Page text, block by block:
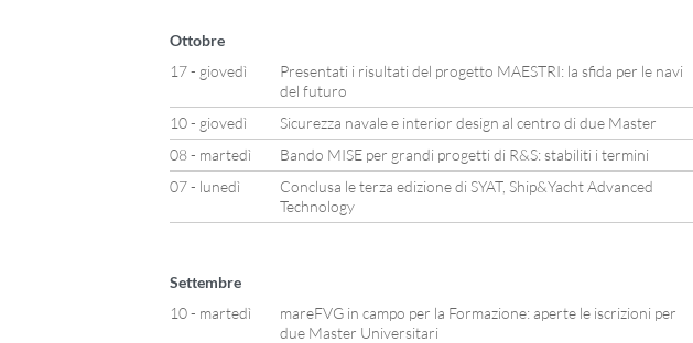
Ottobre
17 - giovedì
Presentati i risultati del progetto MAESTRI: la sfida per le navi
del futuro
10 - giovedì
Sicurezza navale e interior design al centro di due Master
08 - martedì
Bando MISE per grandi progetti di R&S: stabiliti i termini
07 - lunedì
Conclusa le terza edizione di SYAT, Ship&Yacht Advanced
Technology
Settembre
10 - martedì
mareFVG in campo per la Formazione: aperte le iscrizioni per
due Master Universitari